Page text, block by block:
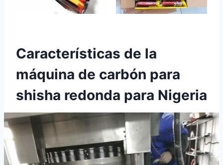
Características de la
máquina de carbón para
shisha redonda para Nigeria